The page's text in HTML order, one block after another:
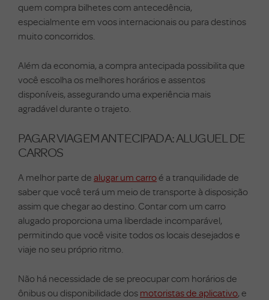
quem compra bilhetes com antecedência,
especialmente em voos internacionais ou para destinos
muito concorridos.
Além da economia, a compra antecipada possibilita que
você escolha os melhores horários e assentos
disponíveis, assegurando uma experiência mais
agradável durante o trajeto.
PAGAR VIAGEM ANTECIPADA: ALUGUEL DE
CARROS
A melhor parte de alugar um carroé a tranquilidade de
saber que você terá um meio de transporte à disposição
assim que chegar ao destino. Contar com um carro
alugado proporciona uma liberdade incomparável,
permitindo que você visite todos os locais desejados e
viaje no seu próprio ritmo.
Não há necessidade de se preocupar com horários de
ônibus ou disponibilidade dos motoristas de aplicativo, e